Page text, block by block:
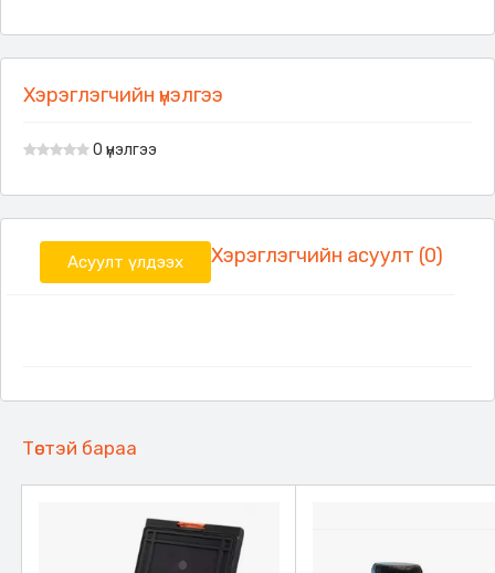
Хэрэглэгчийн үнэлгээ
0 үнэлгээ
Хэрэглэгчийн асуулт (0)
Асуулт үлдээх
Төстэй бараа